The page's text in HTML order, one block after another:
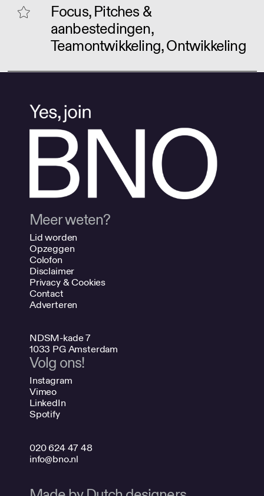
Focus, Pitches &
aanbestedingen,
Teamontwikkeling, Ontwikkeling
Meer weten?
Lid worden
Opzeggen
Colofon
Disclaimer
Privacy & Cookies
Contact
Adverteren
NDSM-kade 7
1033 PG Amsterdam
Volg ons!
Instagram
Vimeo
LinkedIn
Spotify
020 624 47 48
info@bno.nl